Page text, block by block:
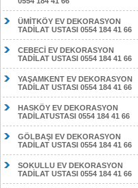
ÜMİTKÖY EV DEKORASYON
TADİLAT USTASI 0554 184 41 66
CEBECİ EV DEKORASYON
TADİLAT USTASI 0554 184 41 66
YAŞAMKENT EV DEKORASYON
TADİLAT USTASI 0554 184 41 66
HASKÖY EV DEKORASYON
TADİLATUSTASI 0554 184 41 66
GÖLBAŞI EV DEKORASYON
TADİLAT USTASI 0554 184 41 66
SOKULLU EV DEKORASYON
TADİLAT USTASI 0554 184 41 66